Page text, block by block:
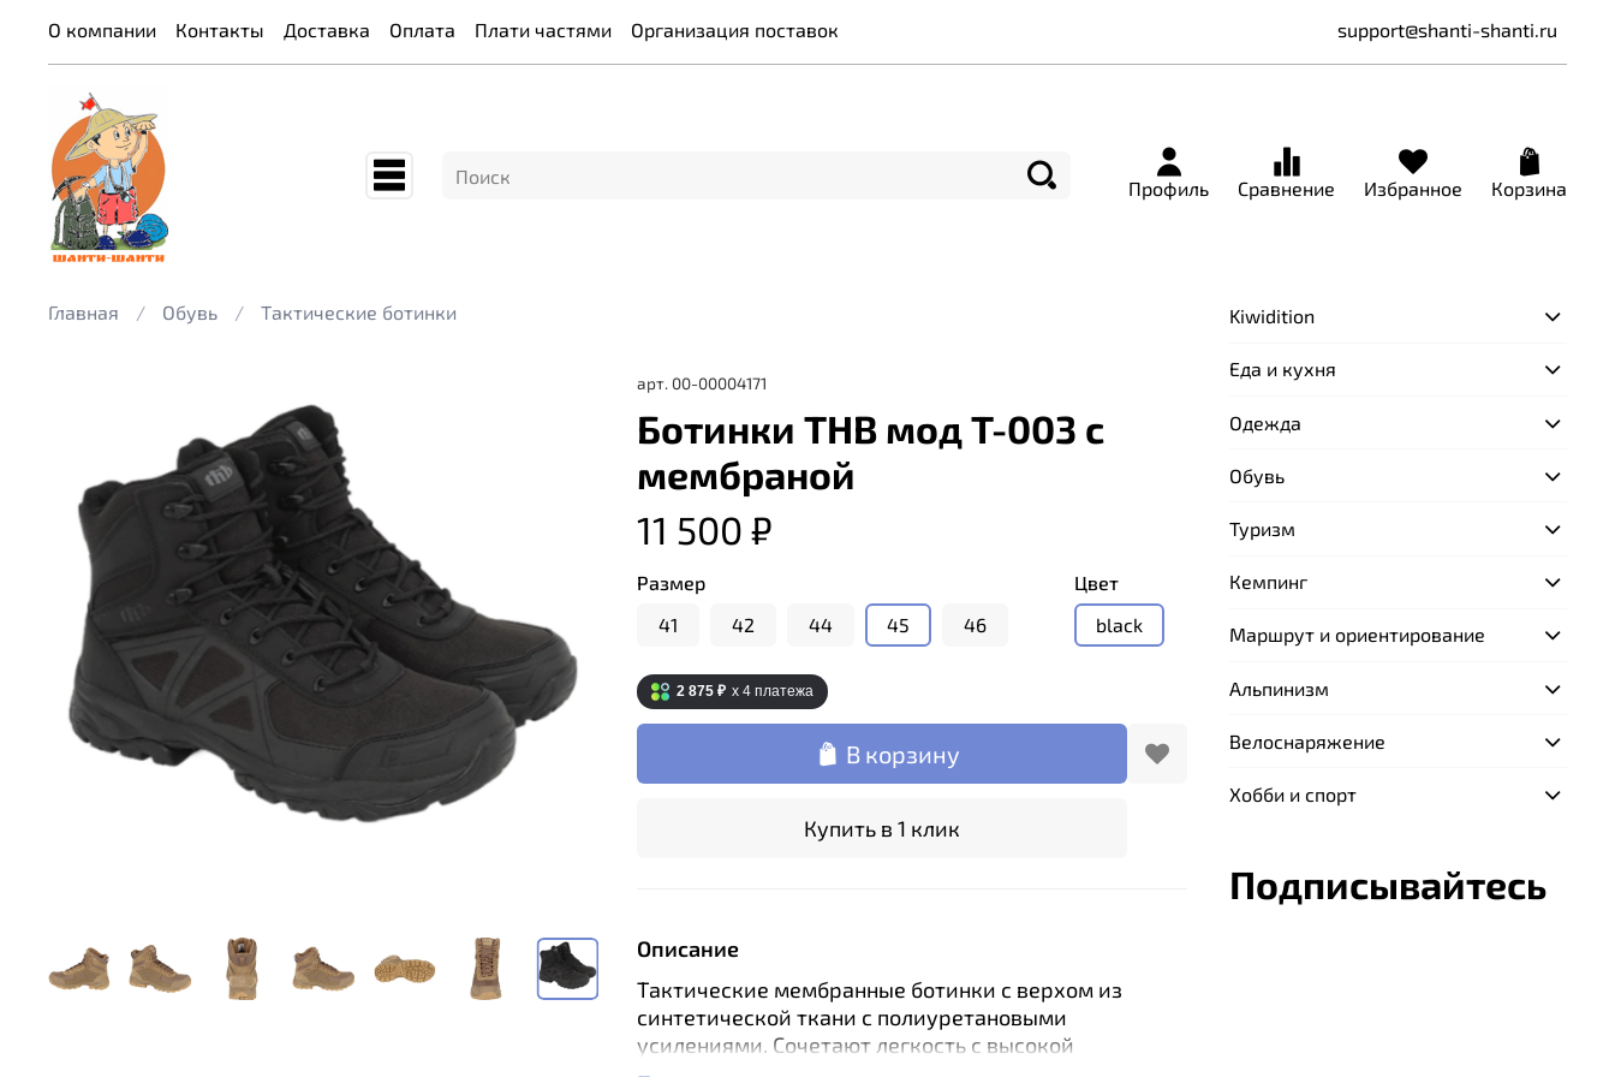
О компании Контакты Доставка Оплата Плати частями Организация поставок support@shanti-shanti.ru
Профиль Сравнение Избранное Корзина
Главная Обувь Тактические ботинки
арт. 00-00004171
Ботинки THB мод T-003 с
мембраной
11 500 ₽
Размер
41
42 44 45 46
Цвет
black
2 875 ₽ x 4 платежа
В корзину
Купить в 1 клик
Описание
Тактические мембранные ботинки с верхом из
синтетической ткани с полиуретановыми
усилениями. Сочетают легкость с высокой
Kiwidition
Еда и кухня
Одежда
Обувь
Туризм
Кемпинг
Маршрут и ориентирование
Альпинизм
Велоснаряжение
Хобби и спорт
Подписывайтесь